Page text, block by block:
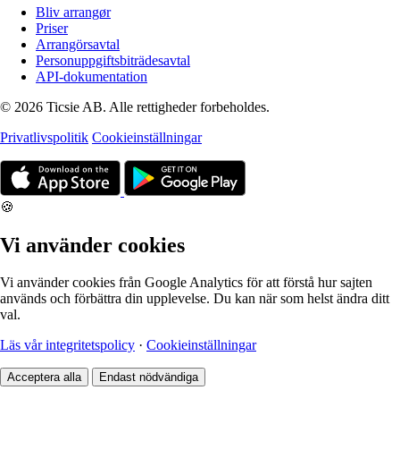
Bliv arrangør
Priser
Arrangörsavtal
Personuppgiftsbiträdesavtal
API-dokumentation
© 2026 Ticsie AB. Alle rettigheder forbeholdes.
Privatlivspolitik Cookieinställningar
🍪
Vi använder cookies
Vi använder cookies från Google Analytics för att förstå hur sajten
används och förbättra din upplevelse. Du kan när som helst ändra ditt
val.
Läs vår integritetspolicy · Cookieinställningar
Acceptera alla Endast nödvändiga